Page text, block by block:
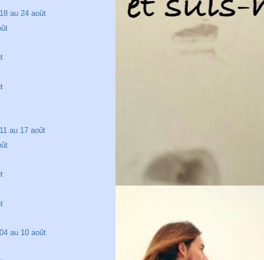
au 24 août
au 17 août
au 10 août